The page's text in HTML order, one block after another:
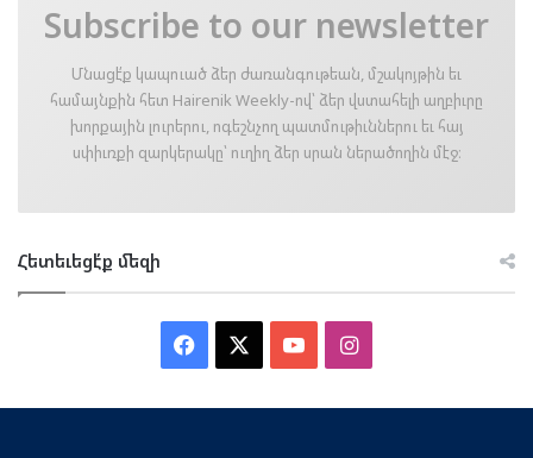
Subscribe to our newsletter
Մնացէ՛ք կապուած ձեր ժառանգութեան, մշակոյթին եւ
համայնքին հետ Hairenik Weekly-ով՝ ձեր վստահելի աղբիւրը
խորքային լուրերու, ոգեշնչող պատմութիւններու եւ հայ
սփիւռքի զարկերակը՝ ուղիղ ձեր սրան ներածողին մէջ։
Հետեւեցէ՛ք մեզի
Facebook YouTubeInstagram